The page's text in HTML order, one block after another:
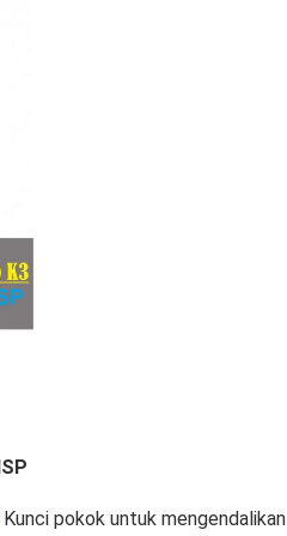
Kunci pokok untuk mengendalikan